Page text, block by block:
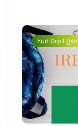
Yurt Dışı